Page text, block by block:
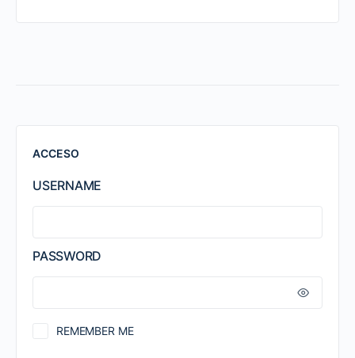
ACCESO
USERNAME
PASSWORD
REMEMBER ME